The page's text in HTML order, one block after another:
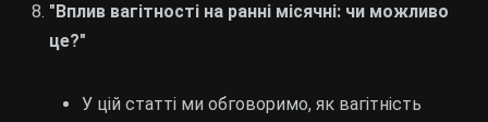
"Вплив вагітності на ранні місячні: чи можливо
це?"
У цій статті ми обговоримо, як вагітність